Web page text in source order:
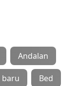
Andalan
baru Bed